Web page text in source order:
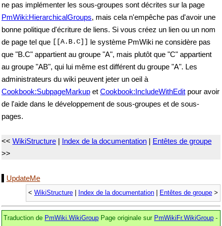
ne pas implémenter les sous-groupes sont décrites sur la page
PmWiki:HierarchicalGroups, mais cela n'empêche pas d'avoir une
bonne politique d'écriture de liens. Si vous créez un lien ou un nom
de page tel que [[A.B.C]] le système PmWiki ne considère pas
que "B.C" appartient au groupe "A", mais plutôt que "C" appartient
au groupe "AB", qui lui même est différent du groupe "A". Les
administrateurs du wiki peuvent jeter un oeil à
Cookbook:SubpageMarkup et Cookbook:IncludeWithEdit pour avoir
de l'aide dans le développement de sous-groupes et de sous-
pages.
<< WikiStructure | Index de la documentation | Entêtes de groupe
>>
UpdateMe
< WikiStructure Index de la documentation Entêtes de groupe >
Traduction de PmWiki.WikiGroup Page originale sur PmWikiFr.WikiGroup -